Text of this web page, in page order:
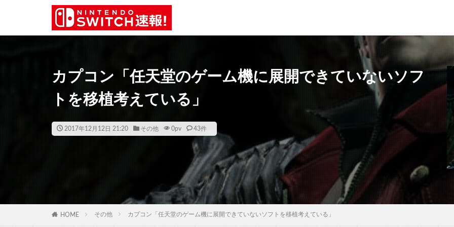
カプコン「任天堂のゲーム機に展開できていないソフ
トを移植考えている」
2017年12月12日 21:20 その他 0pv 43件
HOME その他 カプコン「任天堂のゲーム機に展開できていないソフトを移植考えている」